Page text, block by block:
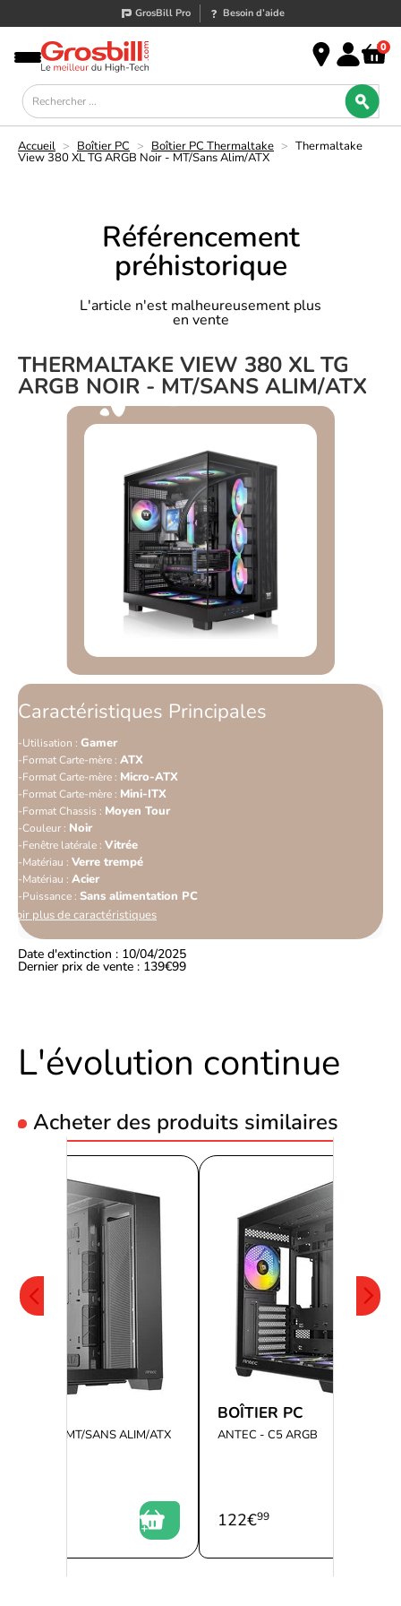
GrosBill Pro Besoin d’aide
0
Accueil > Boîtier PC > Boîtier PC Thermaltake > Thermaltake
View 380 XL TG ARGB Noir - MT/Sans Alim/ATX
Référencement
préhistorique
L'article n'est malheureusement plus
en vente
THERMALTAKE VIEW 380 XL TG
ARGB NOIR - MT/SANS ALIM/ATX
Caractéristiques Principales
Utilisation : Gamer
Format Carte-mère : ATX
Format Carte-mère : Micro-ATX
Format Carte-mère : Mini-ITX
Format Chassis : Moyen Tour
Couleur : Noir
Fenêtre latérale : Vitrée
Matériau : Verre trempé
Matériau : Acier
Puissance : Sans alimentation PC
Voir plus de caractéristiques
Date d'extinction : 10/04/2025
Dernier prix de vente : 139€99
L'évolution continue
Acheter des produits similaires
BLACK - MT/SANS ALIM/ATX
BOÎTIER PC
ANTEC - C5 ARGB
122€99